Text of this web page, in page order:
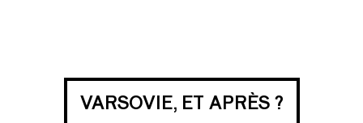
VARSOVIE, ET APRÈS ?